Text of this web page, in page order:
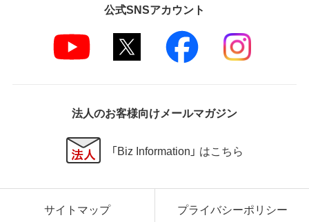
公式SNSアカウント
法人のお客様向けメールマガジン
「Biz Information」 はこちら
サイトマップ プライバシーポリシー